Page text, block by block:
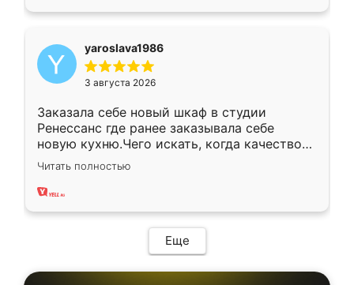
yaroslava1986
3 августа 2026
Заказала себе новый шкаф в студии
Ренессанс где ранее заказывала себе
новую кухню.Чего искать, когда качеством
вполне довольна. Служит кухня уже почти
два года, нареканий нет.
Читать полностью
Еще